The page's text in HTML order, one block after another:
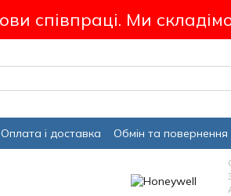
співпраці. Ми
Оплата і доставка Обмін та повернення